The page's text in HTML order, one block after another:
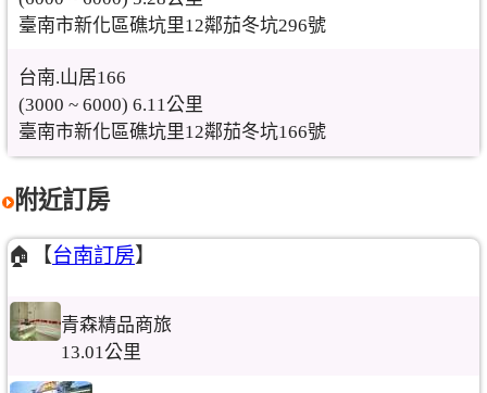
臺南市新化區礁坑里12鄰茄冬坑296號
台南.山居166
(3000 ~ 6000) 6.11公里
臺南市新化區礁坑里12鄰茄冬坑166號
附近訂房
🏠【台南訂房】
青森精品商旅
13.01公里